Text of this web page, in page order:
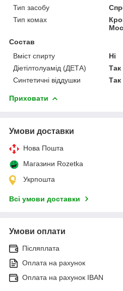
Тип засобу
Тип комах
Состав
Вміст спирту
Ні
Діетілтолуамід (ДЕТА)
Так
Синтетичні віддушки
Так
Приховати
Умови доставки
Нова Пошта
Магазини Rozetka
Укрпошта
Всі умови доставки
Умови оплати
Післяплата
Оплата на рахунок
Оплата на рахунок IBAN